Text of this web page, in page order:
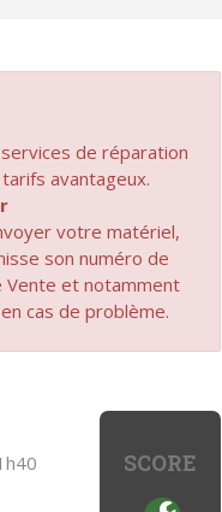
de réparation
avantageux.
votre matériel,
son numéro de
Vente et notamment
cas de problème.
SCORE